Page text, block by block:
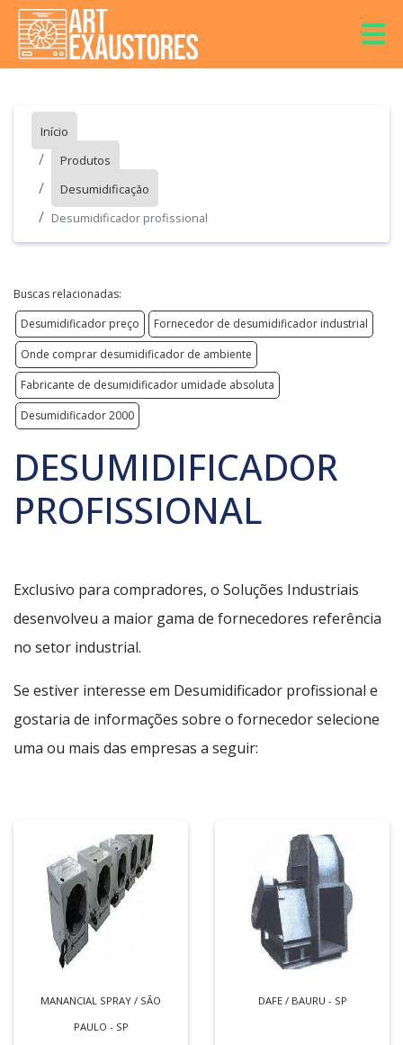
Início
Produtos
Desumidificação
Desumidificador profissional
Buscas relacionadas:
Desumidificador preço
Fornecedor de desumidificador industrial
Onde comprar desumidificador de ambiente
Fabricante de desumidificador umidade absoluta
Desumidificador 2000
DESUMIDIFICADOR
PROFISSIONAL
Exclusivo para compradores, o Soluções Industriais
desenvolveu a maior gama de fornecedores referência
no setor industrial.
Se estiver interesse em Desumidificador profissional e
gostaria de informações sobre o fornecedor selecione
uma ou mais das empresas a seguir:
MANANCIAL SPRAY / SÃO
PAULO - SP
DAFE / BAURU - SP